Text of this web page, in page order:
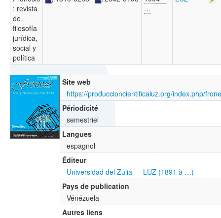
: revista
de
filosofía
jurídica,
social y
política
…
Site web
https://produccioncientificaluz.org/index.php/
Périodicité
semestriel
Langues
espagnol
Éditeur
Universidad del Zulia — LUZ (1891 à …)
Pays de publication
Vénézuela
Autres liens